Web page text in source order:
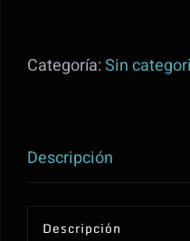
El
Categoría:Sin
Descripción
Descripción